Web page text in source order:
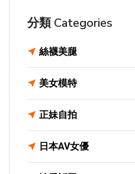
分類 Categories
絲襪美腿
美女模特
正妹自拍
日本AV女優